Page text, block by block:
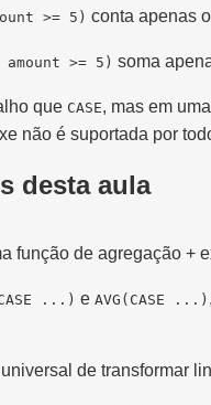
>= 5) conta apenas
amount >= 5) soma
que CASE, mas em
não é suportada por
desta aula
função de agregação +
...) e AVG(CASE ...)
de transformar